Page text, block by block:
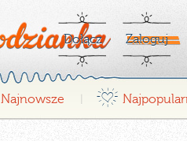
Dołącz Zaloguj
Najnowsze ¤